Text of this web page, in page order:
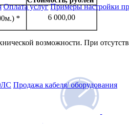
Оплата услуг Примеры настройки
Продажа кабеля/ оборудования
*
6 000,00
возможности. При